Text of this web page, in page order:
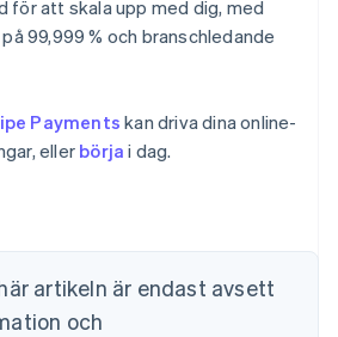
för att skala upp med dig, med
99,999 % och branschledande
Payments kan driva dina online-
eller börja i dag.
artikeln är endast avsett
och